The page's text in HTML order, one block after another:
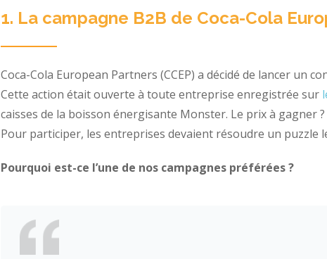
1. La campagne B2B de Coca-Cola
Coca-Cola European Partners (CCEP) a décidé de lancer un
Cette action était ouverte à toute entreprise enregistrée sur
caisses de la boisson énergisante Monster. Le prix à gagner
Pour participer, les entreprises devaient résoudre un puzzle
Pourquoi est-ce l’une de nos campagnes préférées ?